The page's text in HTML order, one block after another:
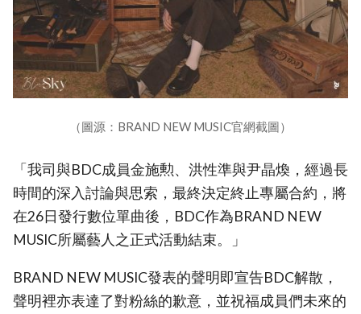
（圖源：BRAND NEW MUSIC官網截圖）
「我司與BDC成員金施勲、洪性準與尹晶煥，經過長
時間的深入討論與思索，最終決定終止專屬合約，將
在26日發行數位單曲後，BDC作為BRAND NEW
MUSIC所屬藝人之正式活動結束。」
BRAND NEW MUSIC發表的聲明即宣告BDC解散，
聲明裡亦表達了對粉絲的歉意，並祝福成員們未來的